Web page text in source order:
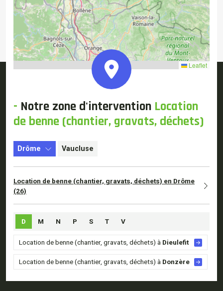
2
Leaflet
- Notre zone d'intervention Location
de benne (chantier, gravats, déchets)
Drôme Vaucluse
Location de benne (chantier, gravats, déchets) en Drôme
(26)
D M N P S T V
Location de benne (chantier, gravats, déchets) à Dieulefit
Location de benne (chantier, gravats, déchets) à Donzère